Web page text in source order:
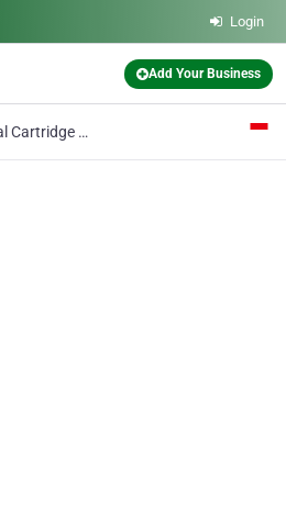
Login
Add Your Business
Jual Cartridge Heater Import - Sintech - Spesialis Elemen Pemanas